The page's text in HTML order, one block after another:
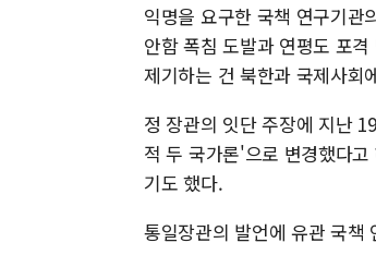
익명을 요구한 국책 연구기관
안함 폭침 도발과 연평도 포
제기하는 건 북한과 국제사회
정 장관의 잇단 주장에 지난
적 두 국가론'으로 변경했다
기도 했다.
통일장관의 발언에 유관 국책